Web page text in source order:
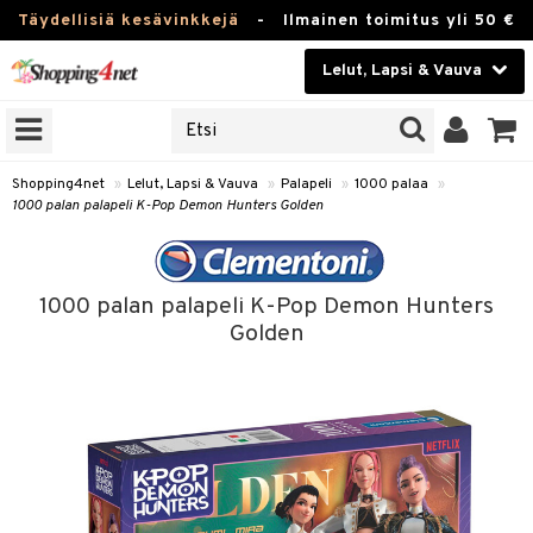
Täydellisiä kesävinkkejä - Ilmainen toimitus yli 50 €
Lelut, Lapsi & Vauva
Kauneudenhoito
Piilolinssit
Fitness
Tuotemerkkejä
Kampanjat
Shopping4net » Lelut, Lapsi & Vauva » Palapeli » 1000 palaa
»
1000 palan palapeli K-Pop Demon Hunters Golden
1000 palan palapeli K-Pop Demon Hunters
Golden